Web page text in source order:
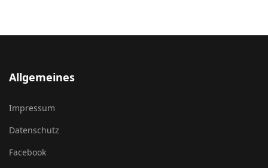
Allgemeines
Impressum
Datenschutz
Facebook